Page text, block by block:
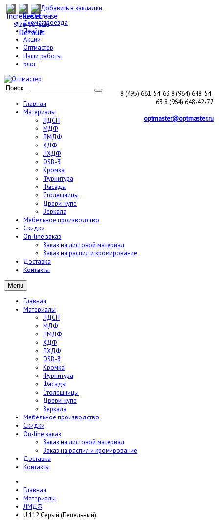
Добавить в закладки
Схема проезда
Прайсы
Акции
Оптмастер
Наши работы
Блог
8 (495) 661-54-63 8 (964) 648-54-
63 8 (964) 648-42-77
optmaster@optmaster.ru
Главная
Материалы
ЛДСП
МДФ
ЛМДФ
ХДФ
ЛХДФ
OSB-3
Кромка
Фурнитура
Фасады
Столешницы
Двери-купе
Зеркала
Мебельное производство
Скидки
On-line заказ
Заказ на листовой материал
Заказ на распил и кромирование
Доставка
Контакты
Menu
Главная
Материалы
ЛДСП
МДФ
ЛМДФ
ХДФ
ЛХДФ
OSB-3
Кромка
Фурнитура
Фасады
Столешницы
Двери-купе
Зеркала
Мебельное производство
Скидки
On-line заказ
Заказ на листовой материал
Заказ на распил и кромирование
Доставка
Контакты
Главная
Материалы
ЛМДФ
U 112 Серый (Пепельный)